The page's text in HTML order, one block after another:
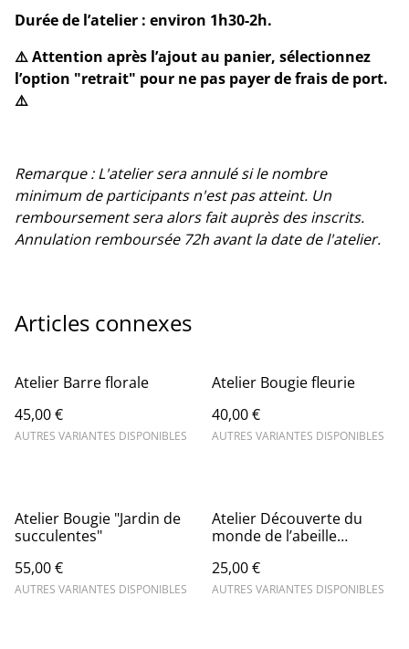
Durée de l’atelier : environ 1h30-2h.
⚠️ Attention après l’ajout au panier, sélectionnez
l’option "retrait" pour ne pas payer de frais de port.
⚠️
Remarque : L'atelier sera annulé si le nombre
minimum de participants n'est pas atteint. Un
remboursement sera alors fait auprès des inscrits.
Annulation remboursée 72h avant la date de l'atelier.
Articles connexes
Atelier Barre florale
45,00 €
AUTRES VARIANTES DISPONIBLES
Atelier Bougie fleurie
40,00 €
AUTRES VARIANTES DISPONIBLES
Atelier Bougie "Jardin de
succulentes"
55,00 €
AUTRES VARIANTES DISPONIBLES
Atelier Découverte du
monde de l’abeille
25,00 €
AUTRES VARIANTES DISPONIBLES